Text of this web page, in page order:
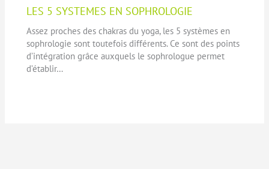
LES 5 SYSTEMES EN SOPHROLOGIE
Assez proches des chakras du yoga, les 5 systèmes en
sophrologie sont toutefois différents. Ce sont des points
d’intégration grâce auxquels le sophrologue permet
d’établir…